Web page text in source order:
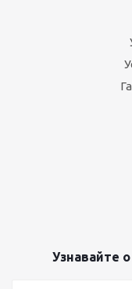
Узнавайте